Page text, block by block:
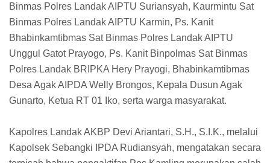
Binmas Polres Landak AIPTU Suriansyah, Kaurmintu Sat
Binmas Polres Landak AIPTU Karmin, Ps. Kanit
Bhabinkamtibmas Sat Binmas Polres Landak AIPTU
Unggul Gatot Prayogo, Ps. Kanit Binpolmas Sat Binmas
Polres Landak BRIPKA Hery Prayogi, Bhabinkamtibmas
Desa Agak AIPDA Welly Brongos, Kepala Dusun Agak
Gunarto, Ketua RT 01 Iko, serta warga masyarakat.
Kapolres Landak AKBP Devi Ariantari, S.H., S.I.K., melalui
Kapolsek Sebangki IPDA Rudiansyah, mengatakan secara